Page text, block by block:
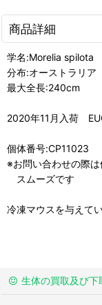
商品詳細
学名:Morelia spilota
分布:オーストラリア
最大全長:240cm
2020年11月入荷
個体番号:CP11023
※お問い合わせの際
スムーズです
冷凍マウスを与えて
生体の買取及び下